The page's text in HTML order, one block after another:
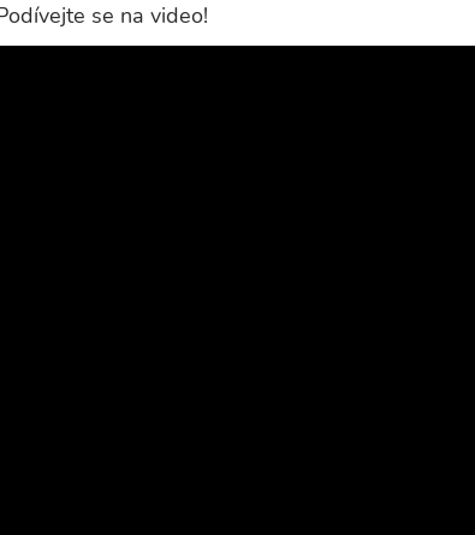
se na video!